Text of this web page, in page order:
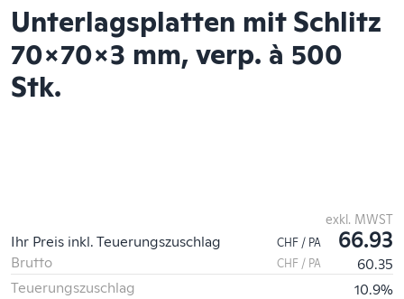
Unterlagsplatten mit Schlitz
70x70x3 mm, verp. à 500
Stk.
exkl. MWST
Ihr Preis inkl. Teuerungszuschlag CHF / PA 66.93
Brutto CHF / PA
60.35
Teuerungszuschlag
10.9%